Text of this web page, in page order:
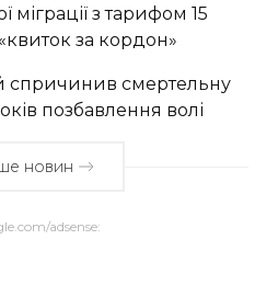
міграції з тарифом 15
за кордон»
спричинив смертельну
позбавлення волі
новин
adsense: